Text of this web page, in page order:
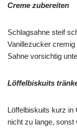
Creme zubereiten
Schlagsahne steif
Vanillezucker
Sahne vorsichtig
Löffelbiskuits
Löffelbiskuits kurz in
nicht zu lange, sonst